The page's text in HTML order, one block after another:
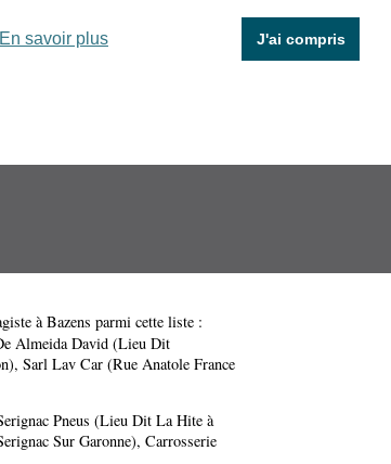
En savoir plus J'ai compris
à Bazens parmi cette liste :
Almeida David (Lieu Dit
, Sarl Lav Car (Rue Anatole France
Pneus (Lieu Dit La Hite à
Sur Garonne), Carrosserie